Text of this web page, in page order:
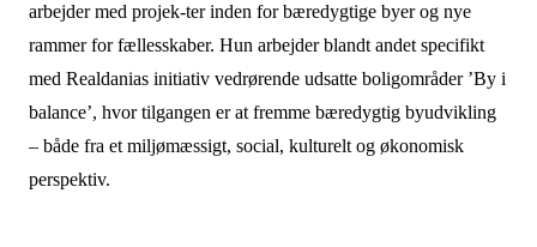
arbejder med projek-ter inden for bæredygtige byer og nye
rammer for fællesskaber. Hun arbejder blandt andet specifikt
med Realdanias initiativ vedrørende udsatte boligområder ’By i
balance’, hvor tilgangen er at fremme bæredygtig byudvikling
– både fra et miljømæssigt, social, kulturelt og økonomisk
perspektiv.